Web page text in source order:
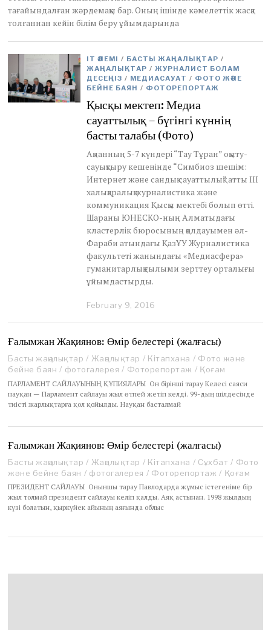
2
тағайындалған жәрдемақы бар. Оның ішінде кәмелеттік жасқа
толғаннан кейін білім беру ұйымдарында
IT ӘЛЕМІ / БАСТЫ ЖАҢАЛЫҚТАР /
ЖАҢАЛЫҚТАР / ЖУРНАЛИСТ БОЛАМ
ДЕСЕҢІЗ / МЕДИАСАУАТ / ФОТО ЖӘНЕ
БЕЙНЕ БАЯН / ФОТОРЕПОРТАЖ
Қысқы мектеп: Медиа
сауаттылық – бүгінгі күннің
басты талабы (Фото)
Ақпанның 5-7 күндері “Тау Тұран” оқыту-
сауықтыру кешенінде “Симбиоз шешім:
Интернет және сандық сауаттылық” атты ІІІ
халықаралық журналистика және
коммуникация Қысқы мектебі болып өтті.
Шараны ЮНЕСКО-ның Алматыдағы
кластерлік бюросының қолдауымен әл-
Фараби атындағы ҚазҰУ Журналистика
факультеті жанындағы «Медиасфера»
гуманитарлық ғылыми зерттеу орталығы
ұйымдастырды.
February 9, 2016
2
0
2
1
Ғалымжан Жақиянов: Өмір белестері (жалғасы)
Басты жаңалықтар / Жаңалықтар / Кітапхана / Фото және
бейне баян / фотогалерея / Фоторепортаж / Қоғам
ПАРЛАМЕНТ САЙЛАУЫНЫҢ ҚҰПИЯЛАРЫ Он бірінші тарау Келесі саяси
науқан — Парламент сайлауы жыл өтпей жетіп келді. 99-дың шілдесінде
тиісті жарлықтарға қол қойылды. Науқан басталмай
Ғалымжан Жақиянов: Өмір белестері (жалғасы)
Басты жаңалықтар / Жаңалықтар / Кітапхана / Сұхбат / Фото
және бейне баян / фотогалерея / Фоторепортаж / Қоғам
ПРЕЗИДЕНТ САЙЛАУЫ Оныншы тарау Павлодарда жұмыс істегеніме бip
жыл толмай президент сайлауы келіп қалды. Аяқ астынан. 1998 жылдың
күзі болатын, қыркүйек айының аяғында облыс